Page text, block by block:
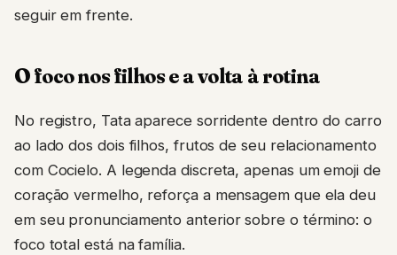
seguir em frente.
O foco nos filhos e a volta à rotina
No registro, Tata aparece sorridente dentro do carro
ao lado dos dois filhos, frutos de seu relacionamento
com Cocielo. A legenda discreta, apenas um emoji de
coração vermelho, reforça a mensagem que ela deu
em seu pronunciamento anterior sobre o término: o
foco total está na família.